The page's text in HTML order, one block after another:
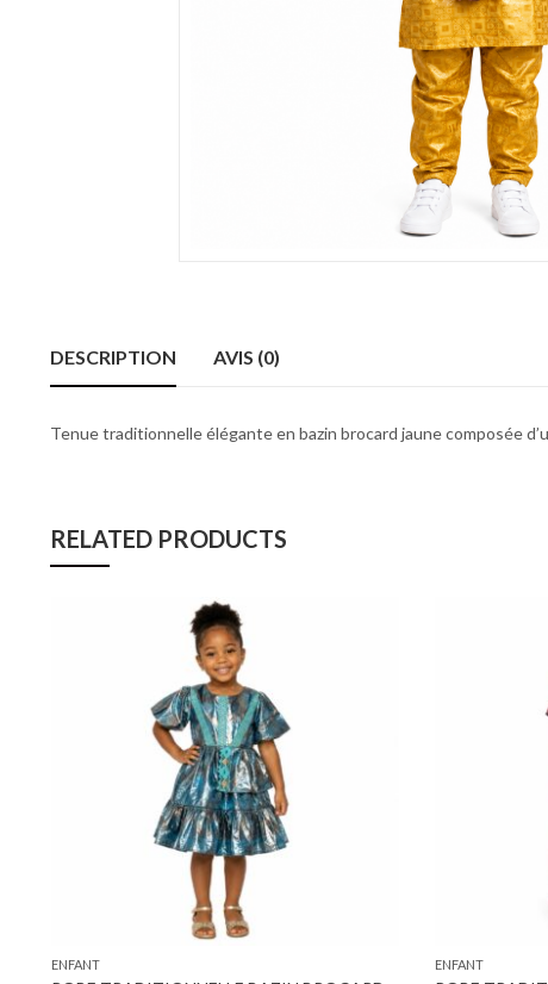
DESCRIPTION AVIS (0)
Tenue traditionnelle élégante en bazin brocard jaune composée
RELATED PRODUCTS
ENFANT ENFANT